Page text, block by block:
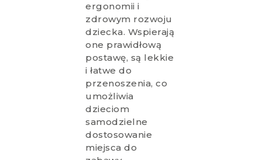
ergonomii i
zdrowym rozwoju
dziecka. Wspierają
one prawidłową
postawę, są lekkie
i łatwe do
przenoszenia, co
umożliwia
dzieciom
samodzielne
dostosowanie
miejsca do